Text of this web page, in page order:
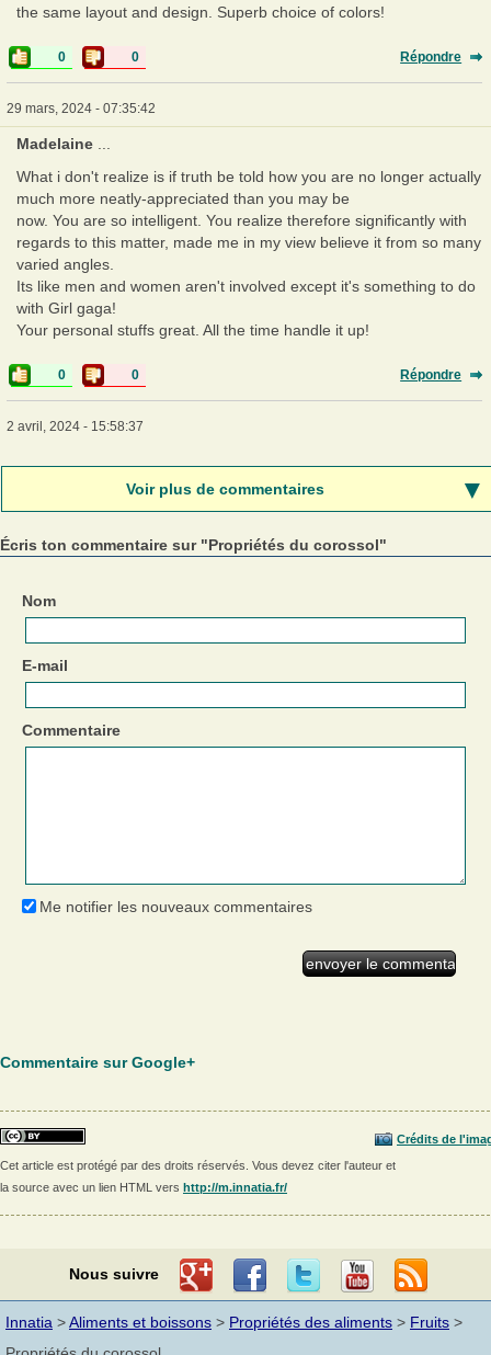
the same layout and design. Superb choice of colors!
0 0 Répondre
29 mars, 2024 - 07:35:42
Madelaine
What i don't realize is if truth be told how you are no longer actually
much more neatly-appreciated than you may be
now. You are so intelligent. You realize therefore significantly with
regards to this matter, made me in my view believe it from so many
varied angles.
Its like men and women aren't involved except it's something to do
with Girl gaga!
Your personal stuffs great. All the time handle it up!
0 0 Répondre
2 avril, 2024 - 15:58:37
Voir plus de commentaires
Écris ton commentaire sur "Propriétés du corossol"
Nom
E-mail
Commentaire
Me notifier les nouveaux commentaires
Commentaire sur Google+
Crédits de
Cet article est protégé par des droits réservés. Vous devez citer l'auteur et
la source avec un lien HTML vers http://m.innatia.fr/
Nous suivre
Innatia >Aliments et boissons > Propriétés des aliments > Fruits >